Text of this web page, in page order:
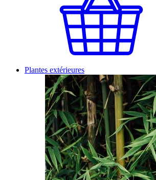
Plantes extérieures